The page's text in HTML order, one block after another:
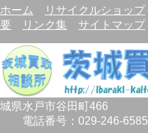
ホーム
リサイクルショップ
要
リンク集 サイトマップ
城県水戸市谷田町466
電話番号： 029-246-6585